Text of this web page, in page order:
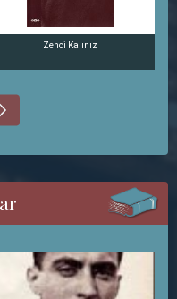
Zenci Kalınız